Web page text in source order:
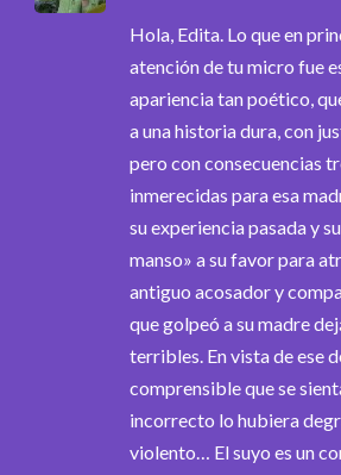
Hola, Edita. Lo que en
atención de tu micro fue
apariencia tan poético,
a una historia dura, con
pero con consecuencias
inmerecidas para esa
su experiencia pasada y
manso» a su favor para
antiguo acosador y
que golpeó a su madre
terribles. En vista de ese
comprensible que se
incorrecto lo hubiera
violento… El suyo es un